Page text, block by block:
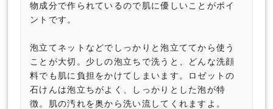
物成分で作られているので肌に優しいことがポイ
ントです。
泡立てネットなどでしっかりと泡立ててから使う
ことが大切。少しの泡立ちで洗うと、どんな洗顔
料でも肌に負担をかけてしまいます。ロゼットの
石けんは泡立ちがよく、しっかりとした泡が特
徴。肌の汚れを奥から洗い流してくれますよ。